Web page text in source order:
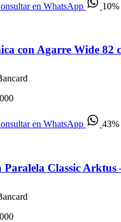
en WhatsApp
con Agarre Wide 82
en WhatsApp
Classic